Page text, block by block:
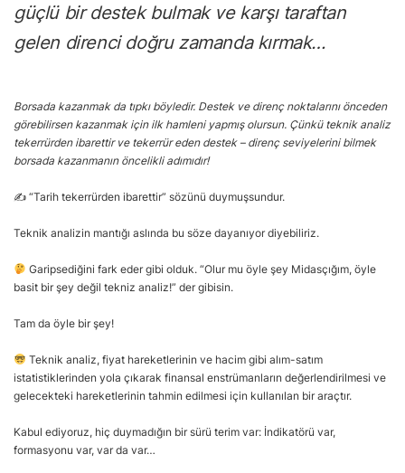
güçlü bir destek bulmak ve karşı taraftan
gelen direnci doğru zamanda kırmak…
Borsada kazanmak da tıpkı böyledir. Destek ve direnç noktalarını önceden
görebilirsen kazanmak için ilk hamleni yapmış olursun. Çünkü teknik analiz
tekerrürden ibarettir ve tekerrür eden destek – direnç seviyelerini bilmek
borsada kazanmanın öncelikli adımıdır!
✍ “Tarih tekerrürden ibarettir” sözünü duymuşsundur.
Teknik analizin mantığı aslında bu söze dayanıyor diyebiliriz.
Garipsediğini fark eder gibi olduk. “Olur mu öyle şey Midasçığım, öyle
basit bir şey değil tekniz analiz!” der gibisin.
Tam da öyle bir şey!
Teknik analiz, fiyat hareketlerinin ve hacim gibi alım-satım
istatistiklerinden yola çıkarak finansal enstrümanların değerlendirilmesi ve
gelecekteki hareketlerinin tahmin edilmesi için kullanılan bir araçtır.
Kabul ediyoruz, hiç duymadığın bir sürü terim var: İndikatörü var,
formasyonu var, var da var…